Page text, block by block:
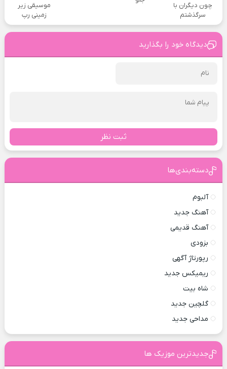
چون دیگران با
سرگذشتم
موسیقی زیر
زمینی رپ
دیدگاه خود را بگذارید
ثبت نظر
دسته‌بندی‌ها
آلبوم
آهنگ جدید
آهنگ قدیمی
بزودی
رپورتاژ آگهی
ریمیکس جدید
شاه بیت
گلچین جدید
مداحی جدید
جدیدترین موزیک ها